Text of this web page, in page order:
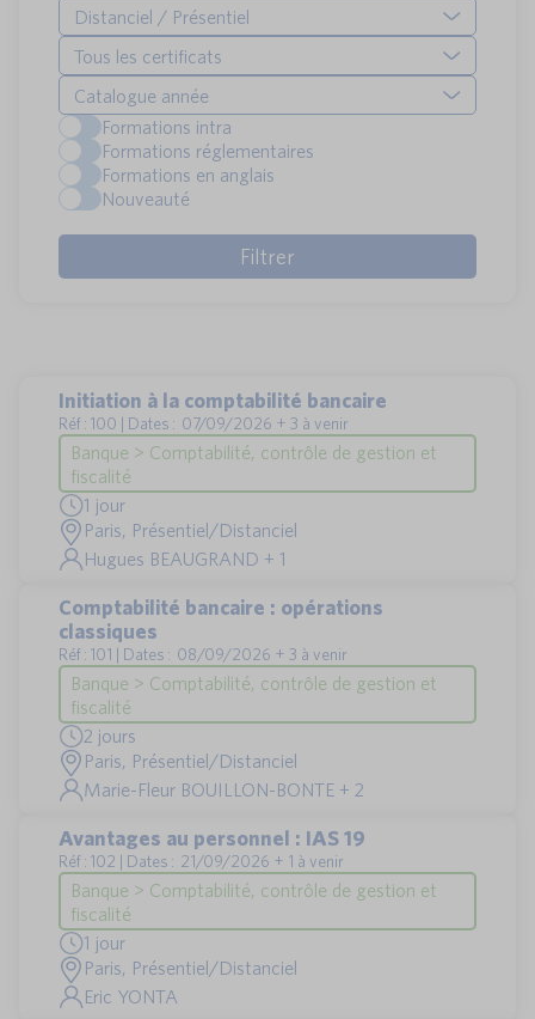
Distanciel / Présentiel
Tous les certificats
Catalogue année
Formations intra
Formations réglementaires
Formations en anglais
Nouveauté
Initiation à la comptabilité bancaire
Réf : 100 | Dates : 07/09/2026 + 3 à venir
Banque > Comptabilité, contrôle de gestion et
fiscalité
1 jour
Paris, Présentiel/Distanciel
Hugues BEAUGRAND + 1
Comptabilité bancaire : opérations
classiques
Réf : 101 | Dates : 08/09/2026 + 3 à venir
Banque > Comptabilité, contrôle de gestion et
fiscalité
2 jours
Paris, Présentiel/Distanciel
Marie-Fleur BOUILLON-BONTE + 2
Avantages au personnel : IAS 19
Réf : 102 | Dates : 21/09/2026 + 1 à venir
Banque > Comptabilité, contrôle de gestion et
fiscalité
1 jour
Paris, Présentiel/Distanciel
Eric YONTA